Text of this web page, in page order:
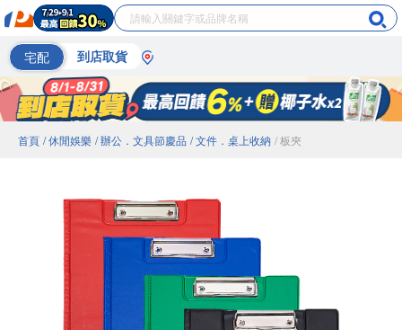
宅配 到店取貨
首頁 / 休閒娛樂 / 辦公．文具節慶品 / 文件．桌上收納 / 板夾